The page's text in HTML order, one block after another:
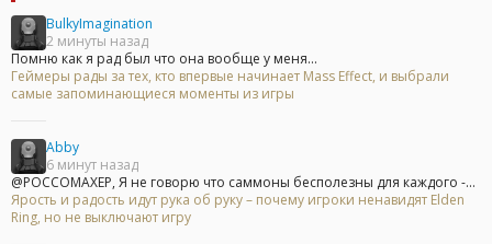
BulkyImagination
2 минуты назад
Помню как я рад был что она вообще у меня...
Геймеры рады за тех, кто впервые начинает Mass Effect, и выбрали
самые запоминающиеся моменты из игры
Abby
6 минут назад
@POCCOMAXEP, Я не говорю что саммоны бесполезны для каждого -...
Ярость и радость идут рука об руку – почему игроки ненавидят Elden
Ring, но не выключают игру